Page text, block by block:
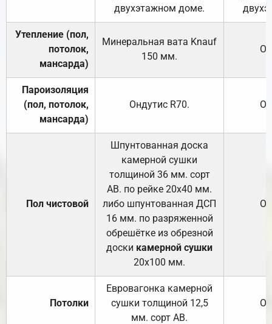
двухэтажном доме.
Утепление (пол,
потолок,
мансарда)
Минеральная вата Knauf
150 мм.
Пароизоляция
(пол, потолок,
мансарда)
Ондутис R70.
Пол чистовой
Шпунтованная доска
камерной сушки
толщиной 36 мм. сорт
АВ. по рейке 20х40 мм.
либо шпунтованная ДСП
16 мм. по разряженной
обрешётке из обрезной
доски камерной сушки
20х100 мм.
Потолки
Евровагонка камерной
сушки толщиной 12,5
мм. сорт АВ.